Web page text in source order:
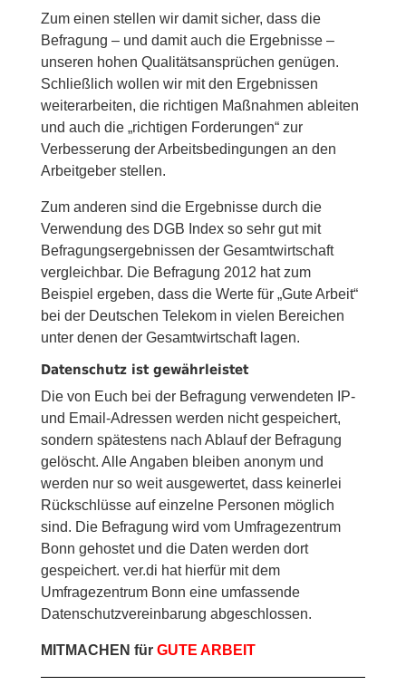
Zum einen stellen wir damit sicher, dass die
Befragung – und damit auch die Ergebnisse –
unseren hohen Qualitätsansprüchen genügen.
Schließlich wollen wir mit den Ergebnissen
weiterarbeiten, die richtigen Maßnahmen ableiten
und auch die „richtigen Forderungen“ zur
Verbesserung der Arbeitsbedingungen an den
Arbeitgeber stellen.
Zum anderen sind die Ergebnisse durch die
Verwendung des DGB Index so sehr gut mit
Befragungsergebnissen der Gesamtwirtschaft
vergleichbar. Die Befragung 2012 hat zum
Beispiel ergeben, dass die Werte für „Gute Arbeit“
bei der Deutschen Telekom in vielen Bereichen
unter denen der Gesamtwirtschaft lagen.
Datenschutz ist gewährleistet
Die von Euch bei der Befragung verwendeten IP-
und Email-Adressen werden nicht gespeichert,
sondern spätestens nach Ablauf der Befragung
gelöscht. Alle Angaben bleiben anonym und
werden nur so weit ausgewertet, dass keinerlei
Rückschlüsse auf einzelne Personen möglich
sind. Die Befragung wird vom Umfragezentrum
Bonn gehostet und die Daten werden dort
gespeichert. ver.di hat hierfür mit dem
Umfragezentrum Bonn eine umfassende
Datenschutzvereinbarung abgeschlossen.
MITMACHEN für GUTE ARBEIT